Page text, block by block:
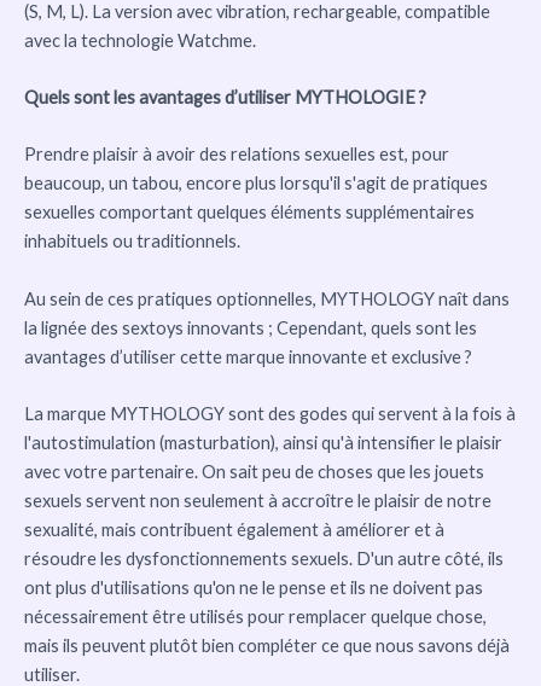
(S, M, L). La version avec vibration, rechargeable, compatible
avec la technologie Watchme.
Quels sont les avantages d’utiliser MYTHOLOGIE ?
Prendre plaisir à avoir des relations sexuelles est, pour
beaucoup, un tabou, encore plus lorsqu'il s'agit de pratiques
sexuelles comportant quelques éléments supplémentaires
inhabituels ou traditionnels.
Au sein de ces pratiques optionnelles, MYTHOLOGY naît dans
la lignée des sextoys innovants ; Cependant, quels sont les
avantages d’utiliser cette marque innovante et exclusive ?
La marque MYTHOLOGY sont des godes qui servent à la fois à
l'autostimulation (masturbation), ainsi qu'à intensifier le plaisir
avec votre partenaire. On sait peu de choses que les jouets
sexuels servent non seulement à accroître le plaisir de notre
sexualité, mais contribuent également à améliorer et à
résoudre les dysfonctionnements sexuels. D'un autre côté, ils
ont plus d'utilisations qu'on ne le pense et ils ne doivent pas
nécessairement être utilisés pour remplacer quelque chose,
mais ils peuvent plutôt bien compléter ce que nous savons déjà
utiliser.